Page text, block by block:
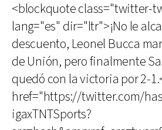
<blockquote class="twitter-
lang="es" dir="ltr">¡No le
descuento, Leonel Bucca
de Unión, pero finalmente
quedó con la victoria por 2-
href="https://twitter.com/
igaxTNTSports?